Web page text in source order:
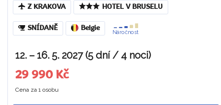
Z KRAKOVA HOTEL V BRUSELU
SNÍDANĚ Belgie
Náročnost
12. – 16. 5. 2027 (5 dní / 4 noci)
29 990 Kč
Cena za 1 osobu